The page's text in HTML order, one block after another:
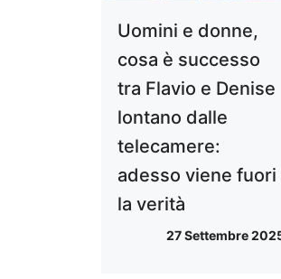
Uomini e donne,
cosa è successo
tra Flavio e Denise
lontano dalle
telecamere:
adesso viene fuori
la verità
27 Settembre